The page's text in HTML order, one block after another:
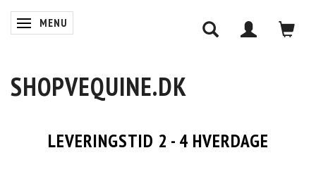
SKIFTE NAVIGATION
MENU
SHOPVEQUINE.DK
LEVERINGSTID 2 - 4 HVERDAGE